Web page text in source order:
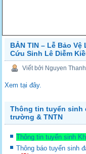
BẢN TIN – Lễ Bảo
Cứu Sinh Lê Diễm
Viết bởi Nguyen
Xem tại đây.
Thông tin tuyển sinh
trường & TNTN
Thông tin tuyển sinh
Thông báo tuyển sinh